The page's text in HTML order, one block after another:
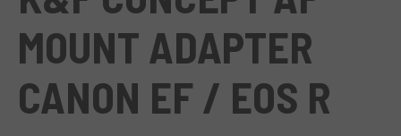
MOUNT ADAPTER
CANON EF / EOS R